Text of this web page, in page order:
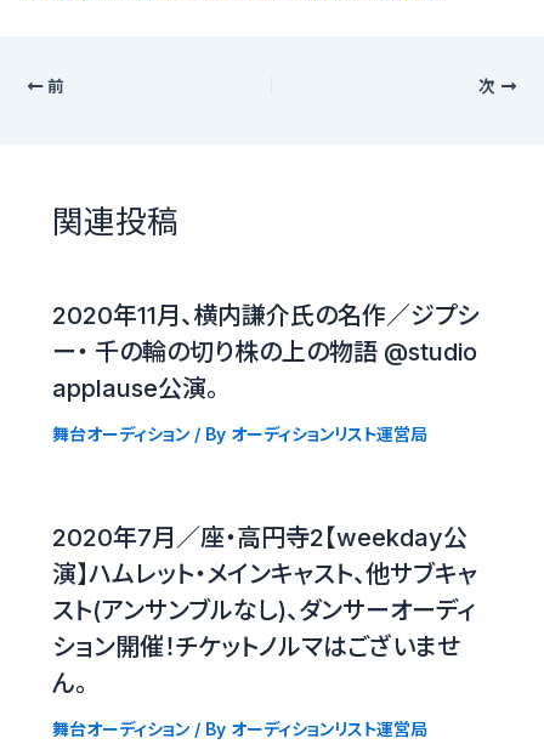
前 次
関連投稿
2020年11月、横内謙介氏の名作／ジプシ
ー・ 千の輪の切り株の上の物語 @studio
applause公演。
舞台オーディション/ By オーディションリスト運営局
2020年7月／座・高円寺2【weekday公
演】ハムレット・メインキャスト、他サブキャ
スト(アンサンブルなし)、ダンサーオーディ
ション開催！チケットノルマはございませ
ん。
舞台オーディション/ By オーディションリスト運営局